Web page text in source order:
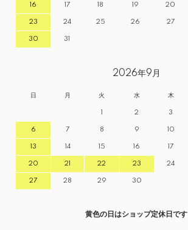
16 17 18 19 20
23 24 25 26 27
30 31
2026年9月
日 月 火 水 木
1 2 3
6 7 8 9 10
13 14 15 16 17
20 21 22 23 24
27 28 29 30
黄色の日はショップ定休日です